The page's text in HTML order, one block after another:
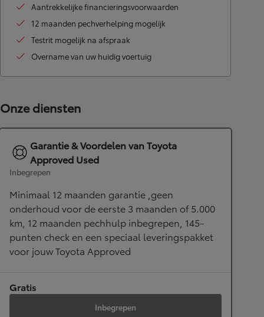
Aantrekkelijke financieringsvoorwaarden
12 maanden pechverhelping mogelijk
Testrit mogelijk na afspraak
Overname van uw huidig voertuig
Onze diensten
Garantie & Voordelen van Toyota
Approved Used
Inbegrepen
Minimaal 12 maanden garantie ,geen
onderhoud voor de eerste 3 maanden of 5.000
km, 12 maanden pechhulp inbegrepen, 145-
punten check en een speciaal leveringspakket
voor jouw Toyota Approved
Gratis
Inbegrepen